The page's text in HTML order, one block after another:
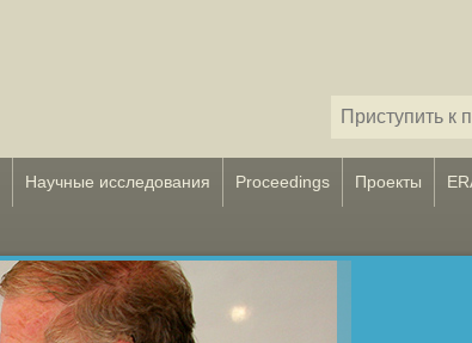
Научные исследования Proceedings Проекты